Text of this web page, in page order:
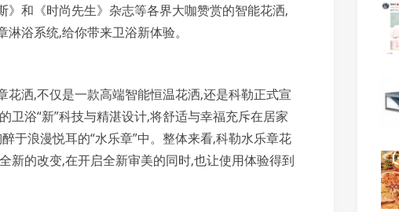
》和《时尚先生》杂志等各界大咖赞赏的智能花洒,
浴系统,给你带来卫浴新体验。
花洒,不仅是一款高端智能恒温花洒,还是科勒正式宣
卫浴“新”科技与精湛设计,将舒适与幸福充斥在居家
于浪漫悦耳的“水乐章”中。整体来看,科勒水乐章花
新的改变,在开启全新审美的同时,也让使用体验得到